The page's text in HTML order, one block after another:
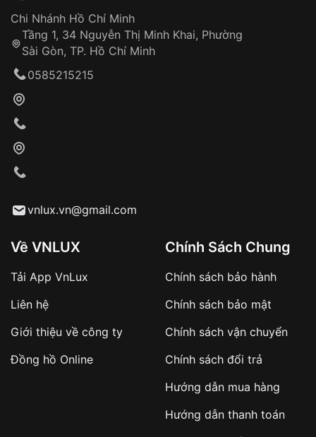
Khách hàng kiểm tra và thanh toán trực tiếp
Từ khóa SEO:
sản phẩm đặc biệt
hàng
Số tiền còn lại thanh toán khi nhận hàng hoặc
✔️ Đảm bảo xử lý đơn hàng nhanh chóng
Đồng hành cùng khách hàng trong suốt quá
trình sử dụng
Chi Nhánh Hồ Chí Minh
Tầng 1, 34 Nguyễn Thị Minh Khai, Phường
Sài Gòn, TP. Hồ Chí Minh
0585215215
vnlux.vn@gmail.com
Về VNLUX
Tải App VnLux
Liên hệ
Giới thiệu về công ty
Đồng hồ Online
Chính Sách Chung
Chính sách bảo hành
Chính sách bảo mật
Chính sách vận chuyển
Chính sách đổi trả
Hướng dẫn mua hàng
Hướng dẫn thanh toán